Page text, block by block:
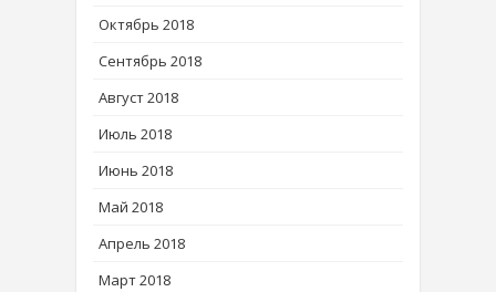
Октябрь 2018
Сентябрь 2018
Август 2018
Июль 2018
Июнь 2018
Май 2018
Апрель 2018
Март 2018